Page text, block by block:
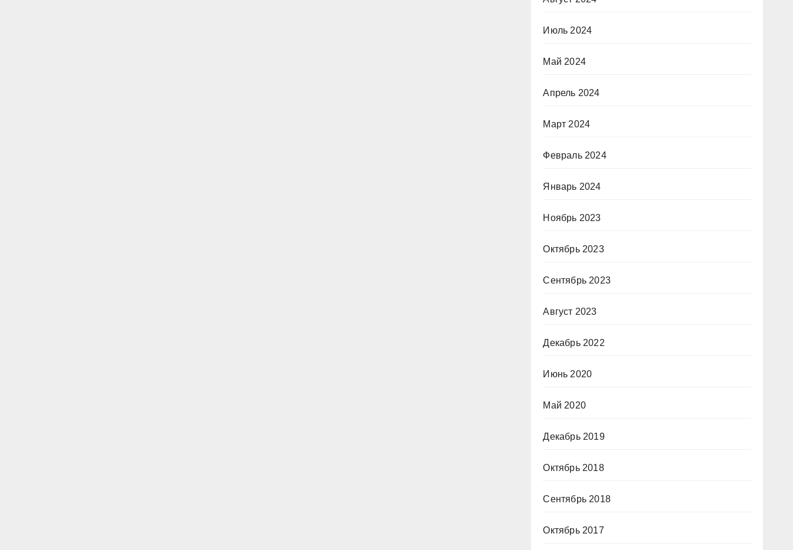
Июль 2024
Май 2024
Апрель 2024
Март 2024
Февраль 2024
Январь 2024
Ноябрь 2023
Октябрь 2023
Сентябрь 2023
Август 2023
Декабрь 2022
Июнь 2020
Май 2020
Декабрь 2019
Октябрь 2018
Сентябрь 2018
Октябрь 2017